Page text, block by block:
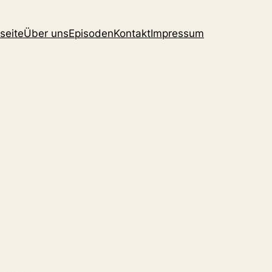
Über unsEpisodenKontaktImpressum